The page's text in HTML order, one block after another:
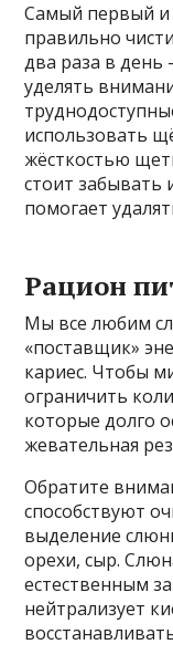
Самый первый
правильно
два раза в
уделять
использовать
жёсткостью
стоит забывать
помогает
Рацион
Мы все любим
«поставщик»
кариес. Чтобы
ограничить
которые долго
жевательная
Обратите
способствуют
выделение
орехи, сыр.
естественным
нейтрализует